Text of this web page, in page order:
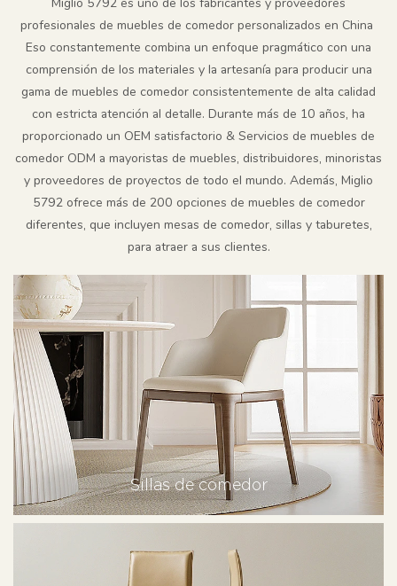
profesionales de muebles de comedor personalizados en China
Eso constantemente combina un enfoque pragmático con una
comprensión de los materiales y la artesanía para producir una
gama de muebles de comedor consistentemente de alta calidad
con estricta atención al detalle. Durante más de 10 años, ha
proporcionado un OEM satisfactorio & Servicios de muebles de
comedor ODM a mayoristas de muebles, distribuidores, minoristas
y proveedores de proyectos de todo el mundo. Además, Miglio
5792 ofrece más de 200 opciones de muebles de comedor
diferentes, que incluyen mesas de comedor, sillas y taburetes,
para atraer a sus clientes.
Sillas de comedor